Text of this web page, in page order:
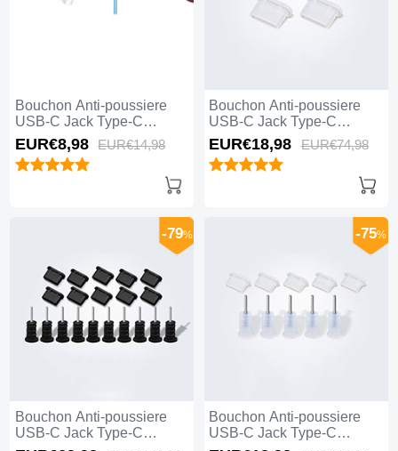
Bouchon Anti-poussiere
USB-C Jack Type-C
Universel H12 pour Apple
iPhone 15 Plus Bleu
EUR€8,98 EUR€14,98
Bouchon Anti-poussiere
USB-C Jack Type-C
Universel 5PCS H01 pour
Apple iPhone 15 Plus
Blanc
EUR€18,98 EUR€74,98
Bouchon Anti-poussiere
USB-C Jack Type-C
-79%
Bouchon Anti-poussiere
USB-C Jack Type-C
-75%